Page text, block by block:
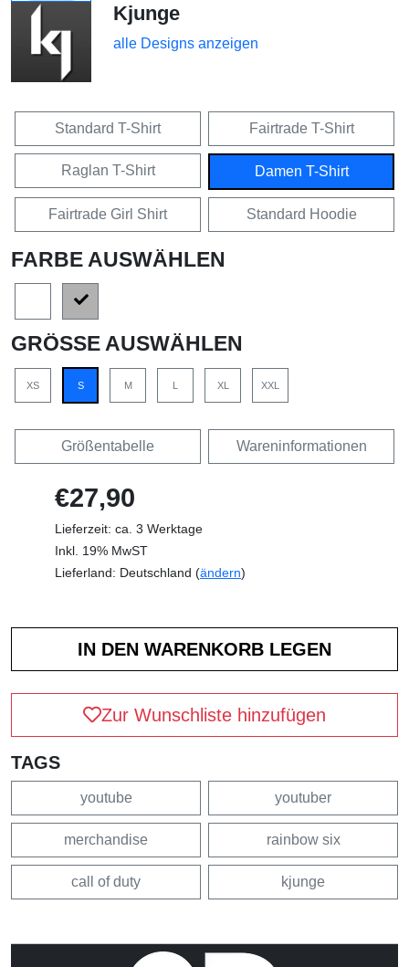
Kjunge
alle Designs anzeigen
Standard T-Shirt Fairtrade T-Shirt
Raglan T-Shirt Damen T-Shirt
Fairtrade Girl Shirt Standard Hoodie
FARBE AUSWÄHLEN
GRÖSSE AUSWÄHLEN
XS S M L XL XXL
Größentabelle Wareninformationen
€27,90
Lieferzeit: ca. 3 Werktage
Inkl. 19% MwST
Lieferland: Deutschland (ändern)
Zur Wunschliste hinzufügen
TAGS
youtube youtuber
merchandise rainbow six
call of duty kjunge